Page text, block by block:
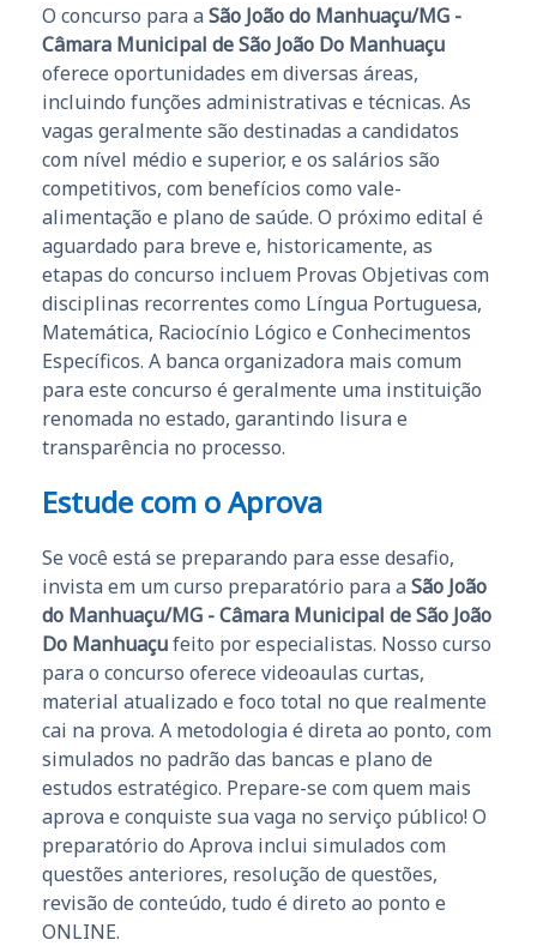
O concurso para a São João do Manhuaçu/MG -
Câmara Municipal de São João Do Manhuaçu
oferece oportunidades em diversas áreas,
incluindo funções administrativas e técnicas. As
vagas geralmente são destinadas a candidatos
com nível médio e superior, e os salários são
competitivos, com benefícios como vale-
alimentação e plano de saúde. O próximo edital é
aguardado para breve e, historicamente, as
etapas do concurso incluem Provas Objetivas com
disciplinas recorrentes como Língua Portuguesa,
Matemática, Raciocínio Lógico e Conhecimentos
Específicos. A banca organizadora mais comum
para este concurso é geralmente uma instituição
renomada no estado, garantindo lisura e
transparência no processo.
Estude com o Aprova
Se você está se preparando para esse desafio,
invista em um curso preparatório para a São João
do Manhuaçu/MG - Câmara Municipal de São João
Do Manhuaçufeito por especialistas. Nosso curso
para o concurso oferece videoaulas curtas,
material atualizado e foco total no que realmente
cai na prova. A metodologia é direta ao ponto, com
simulados no padrão das bancas e plano de
estudos estratégico. Prepare-se com quem mais
aprova e conquiste sua vaga no serviço público! O
preparatório do Aprova inclui simulados com
questões anteriores, resolução de questões,
revisão de conteúdo, tudo é direto ao ponto e
ONLINE.